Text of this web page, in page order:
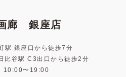
廊 銀座店
駅 銀座口から徒歩7分
比谷駅 C3出口から徒歩2分
10:00〜19:00